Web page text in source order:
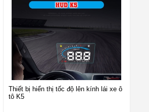
Thiết bị hiển thị tốc độ lên kính lái xe ô
tô K5